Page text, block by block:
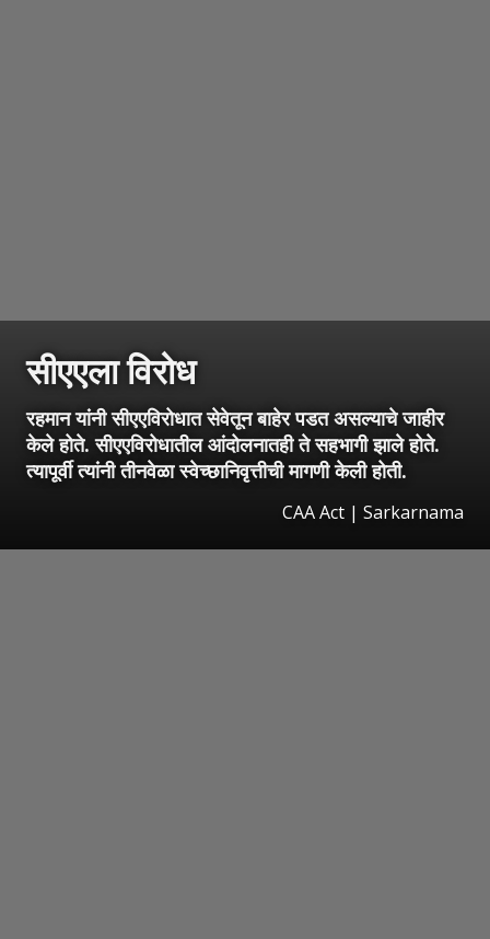
सीएएला विरोध
रहमान यांनी सीएएविरोधात सेवेतून बाहेर पडत असल्याचे जाहीर
केले होते. सीएएविरोधातील आंदोलनातही ते सहभागी झाले होते.
त्यापूर्वी त्यांनी तीनवेळा स्वेच्छानिवृत्तीची मागणी केली होती.
CAA Act | Sarkarnama